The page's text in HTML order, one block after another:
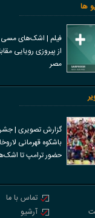
ها
فیلم | اشک‌های مسی
از پیروزی رویایی
مصر
گزارش تصویری |
باشکوه قهرمانی
حضور ترامپ تا
تماس با ما
آرشیو